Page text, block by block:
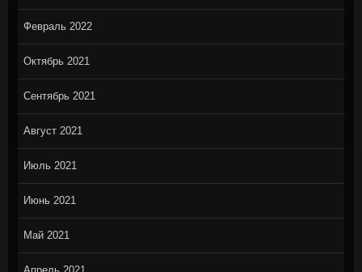
Февраль 2022
Октябрь 2021
Сентябрь 2021
Август 2021
Июль 2021
Июнь 2021
Май 2021